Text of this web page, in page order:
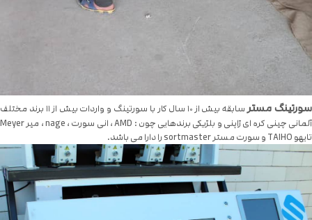
سورتینگ مستر
سابقه بیش از ۱۰ سال کار با سورتینگ و واردات بیش از ۱۱ برند مختلف
آلمانی چینی کره ای ژاپنی و بلژیکی برندهایی چون : AMD ، انی سورت ، nage ، میر Meyer
تایهو TAIHO و سورت مستر sortmaster را دارا می باشد.